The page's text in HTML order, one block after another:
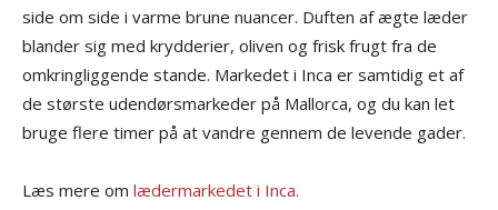
side om side i varme brune nuancer. Duften af ægte læder
blander sig med krydderier, oliven og frisk frugt fra de
omkringliggende stande. Markedet i Inca er samtidig et af
de største udendørsmarkeder på Mallorca, og du kan let
bruge flere timer på at vandre gennem de levende gader.
Læs mere om lædermarkedet i Inca.